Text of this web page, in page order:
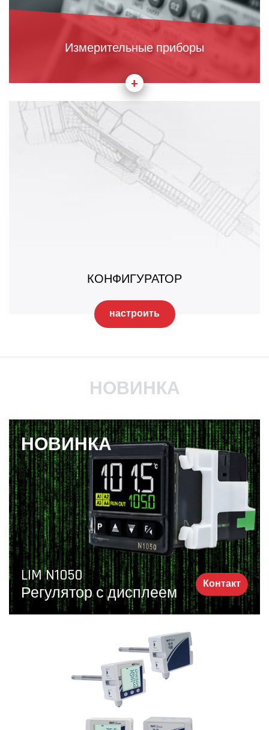
Измерительные приборы
КОНФИГУРАТОР
настроить
НОВИНКА
НОВИНКА
LIM N1050
Регулятор с дисплеем
Контакт